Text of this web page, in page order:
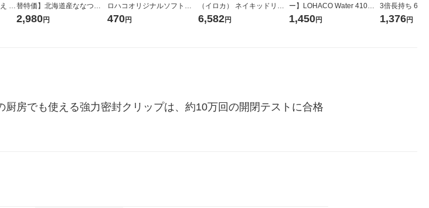
メ替特価】北海道産ななつぼ
し 無洗米 5kg 1袋 令和7年産
2,980円
ロハコオリジナルソフトパ
ックティッシュ フィオナ オ
470円
（イロカ） ネイキッドリリ
ーの香り 柔軟剤 詰め替え 超
6,582円
ー】LOHACO Water 410ml
1箱（20本入）ラベルレス
1,450円
3倍長持ち 6ロール
紙配合 スコッ
1,376円
房でも使える強力密封クリップは、約10万回の開閉テストに合格